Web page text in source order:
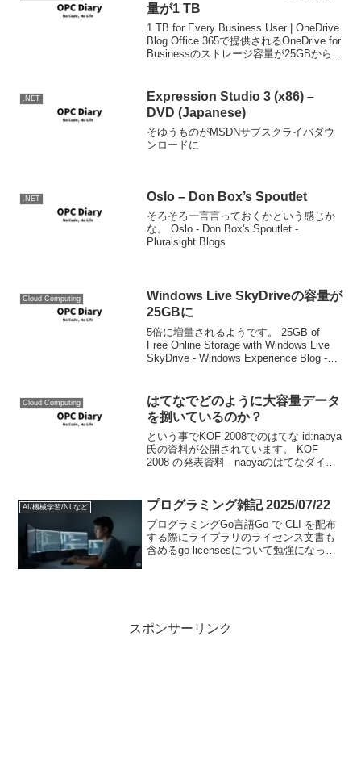
量が1 TB
1 TB for Every Business User | OneDrive
Blog.Office 365で提供されるOneDrive for
Businessのストレージ容量が25GBから大
.NET
Expression Studio 3 (x86) –
DVD (Japanese)
そゆうものがMSDNサブスクライバダウ
ンロードに
.NET Oslo – Don Box’s Spoutlet
そろそろ一言言っておくかという感じか
な。 Oslo - Don Box's Spoutlet -
Pluralsight Blogs
Cloud Computing
Windows Live SkyDriveの容量が
25GBに
5倍に増量されるようです。 25GB of
Free Online Storage with Windows Live
SkyDrive - Windows Experience Blog -
Cloud Computing
はてなでどのように大容量データ
を捌いているのか？
という事でKOF 2008でのはてな id:naoya
氏の資料が公開されています。 KOF
2008 の発表資料 - naoyaのはてなダイア
AI/機械学習/NLなど プログラミング雑記 2025/07/22
プログラミングGo言語Go で CLI を配布
する際にライブラリのライセンス文書も
含めるgo-licensesについて勉強になっ
スポンサーリンク